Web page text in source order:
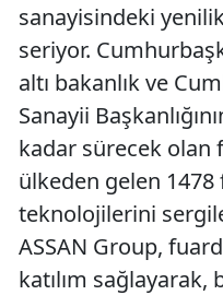
sanayisindeki
seriyor.
altı bakanlık ve
Sanayii
kadar sürecek olan
ülkeden gelen
teknolojilerini
ASSAN Group,
katılım